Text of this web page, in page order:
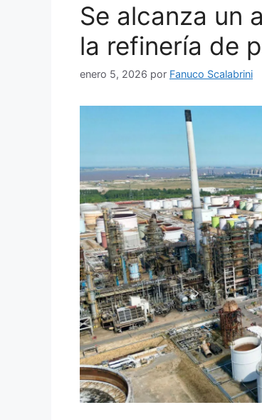
Se alcanza un
la refinería de
enero 5, 2026 por Fanuco Scalabrini